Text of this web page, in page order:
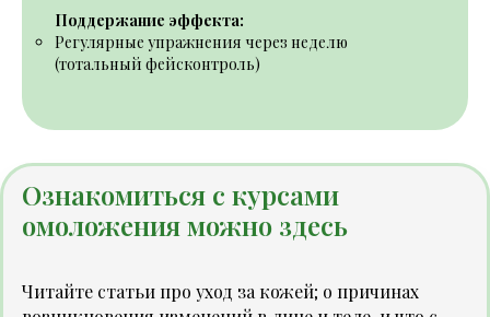
Поддержание эффекта:
Регулярные упражнения через неделю
(тотальный фейсконтроль)
Ознакомиться с курсами
омоложения можно здесь
Читайте статьи про уход за кожей; о причинах